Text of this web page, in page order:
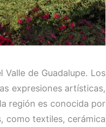
de Guadalupe. Los
expresiones artísticas,
región es conocida por
como textiles, cerámica